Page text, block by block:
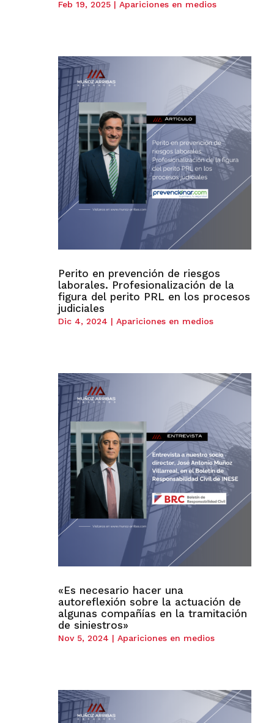
Feb 19, 2025| Apariciones en medios
Perito en prevención de riesgos
laborales. Profesionalización de la
figura del perito PRL en los procesos
judiciales
Dic 4, 2024 | Apariciones en medios
«Es necesario hacer una
autoreflexión sobre la actuación de
algunas compañías en la tramitación
de siniestros»
Nov 5, 2024 | Apariciones en medios